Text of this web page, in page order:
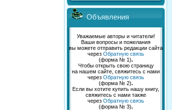
Объявления
Уважаемые авторы и читатели!
Ваши вопросы и пожелания
вы можете отправить редакции сайта
через Обратную связь
(форма № 1).
Чтобы открыть свою страницу
на нашем сайте, свяжитесь с нами
через Обратную связь
(форма № 2).
Если вы хотите купить нашу книгу,
свяжитесь с нами также
через Обратную связь
(форма № 3).